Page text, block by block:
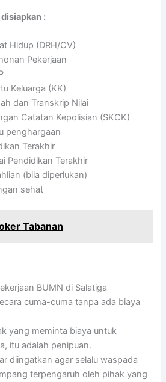
:
Hidup (DRH/CV)
Pekerjaan
Keluarga (KK)
dan Transkrip Nilai
Catatan Kepolisian (SKCK)
penghargaan
Terakhir
Pendidikan Terakhir
(bila diperlukan)
sehat
Tabanan
BUMN di Salatiga
cuma-cuma tanpa ada biaya
yang meminta biaya untuk
itu adalah penipuan.
diingatkan agar selalu waspada
terpengaruh oleh pihak yang